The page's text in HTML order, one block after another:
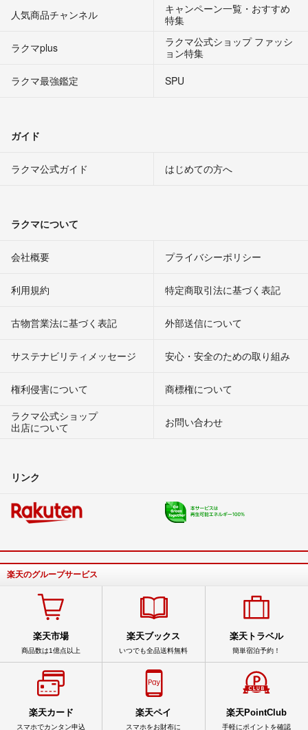
人気商品チャンネル
キャンペーン一覧・おすすめ
特集
ラクマplus
ラクマ公式ショップ ファッシ
ョン特集
ラクマ最強鑑定
SPU
ガイド
ラクマ公式ガイド はじめての方へ
ラクマについて
会社概要 プライバシーポリシー
利用規約 特定商取引法に基づく表記
古物営業法に基づく表記 外部送信について
サステナビリティメッセージ 安心・安全のための取り組み
権利侵害について
商標権について
ラクマ公式ショップ
出店について
お問い合わせ
リンク
楽天のグループサービス
楽天市場
商品数は1億点以上
楽天ブックス
いつでも全品送料無料
楽天トラベル
簡単宿泊予約！
楽天カード
スマホでカンタン申込
楽天ペイ
スマホをお財布に
楽天PointClub
手軽にポイントを確認